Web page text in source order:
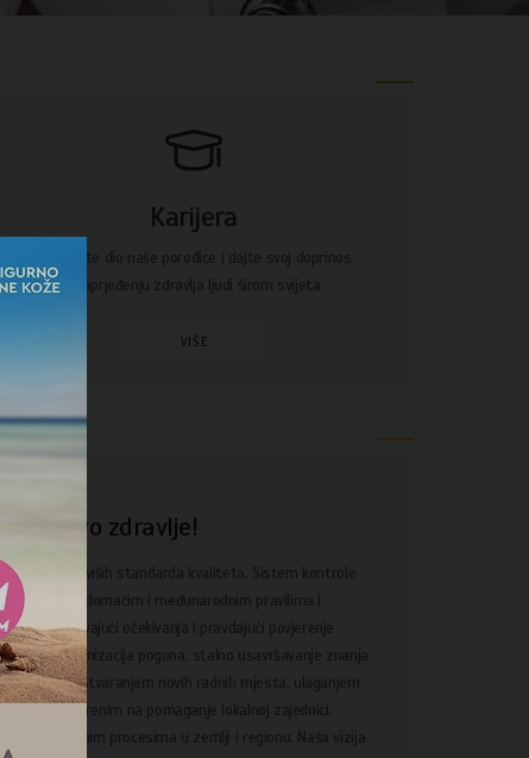
Karijera
VIŠE
- Prvo zdravlje!
lijekova najviših standarda kvaliteta. Sistem kontrole
sa domaćim i međunarodnim pravilima i
ispunjavajući očekivanja i pravdajući povjerenje
Modernizacija pogona, stalno usavršavanje znanja
razvoja. Stvaranjem novih radnih mjesta, ulaganjem
društvenim procesima u zemlji i regionu. Naša vizija